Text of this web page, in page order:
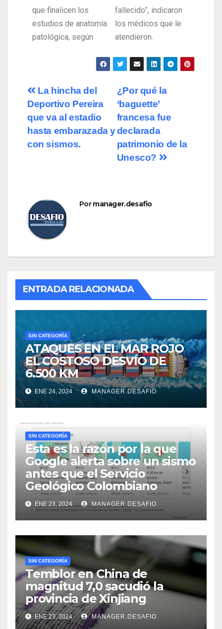
que finalicen los
estudios de anatomía
patológica, según
fallecido”, indicaron
los médicos que le
atendieron.
¿Por qué la
‘baguette’
francesa fue
declarada
patrimonio de la
Unesco?
La hincha del
Deportivo Pereira
que va al estadio
hasta embarazada y
con sismos.
Pormanager.desafio
ENTRADA RELACIONADA
SIN CATEGORÍA
ATAQUES EN EL MAR ROJO
EL COSTOSO DESVÍO DE
6.500 KM
ENE 24, 2024 MANAGER.DESAFIO
SIN CATEGORÍA
Esta es la razón por la que
Google alerta sobre un sismo
antes que el Servicio
Geológico Colombiano
ENE 23, 2024 MANAGER.DESAFIO
SIN CATEGORÍA
Temblor en China de
magnitud 7,0 sacudió la
provincia de Xinjiang
ENE 23, 2024 MANAGER.DESAFIO